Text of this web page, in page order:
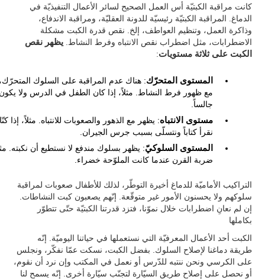
كانت مراقبة الكبتيّة أس العمل الصحيح لسائر الأعمال التنفيذيّة في
الدماغ. المراقبة الكبتيّة رئيسيّة للدونة العقليّة، ومراقبة الاندفاع،
وذاكرة العمل، وتنظيم العواطف، إلخ. نقص قدرة الكبت مشكلة
الاضطرابات، مثل اضطراب نقص الانتباه وفرط النشاط.يظهر نقص
الكبت على ثلاثة مستويات:
المستوى المتحرّك: هناك عدم المراقبة على السلوك
مع ظهور فرط النشاط. مثلاً، إذا كان الطفل في الدرس ولا
جالساً.
مستوى الانتباه: يظهر مع الذهور والصعوبات للانتباه. مثلاً، إذا كنّا
نقرأ كتاباً ونتسلّى بسبب جرس الجيران.
المستوى السلوكيّ: يظهر بسلوك مندفع لا نستطيع أن نكبته.
ضربة القرن عندما كانت الملوّحة خضراء.
التراكيب الأماميّة للدماغ أخيرة التوطّر، لذلك للأطفال صعوبات لمراقبة
سلوكهم ولا يحسنون الأمور غير متوقّعة. إنّهم يصعبون كبت النشاطات.
إن لم نعانِ اضطرابات خلال نموّنا، فتزد قدرتنا الكبتيّة حتّى تتطوّر
بكاملها
الكبت أحد الأعمال المعرفيّة التي نستعملها في حياتنا اليوميّة. إنّه
طريقة دماغنا لإصلاح السلوك. بفضل الكبت، نسكت عمّا نفكّر، ونجلس
على الكرسي ونحن ننتبه للدّرس أو نعمل في المكتب وإن نرد أن نقوم،
أو نحصل على إصلاح طريق السيّارة لتجنّب سيّارة أخرى. إنّه يسمح لنا